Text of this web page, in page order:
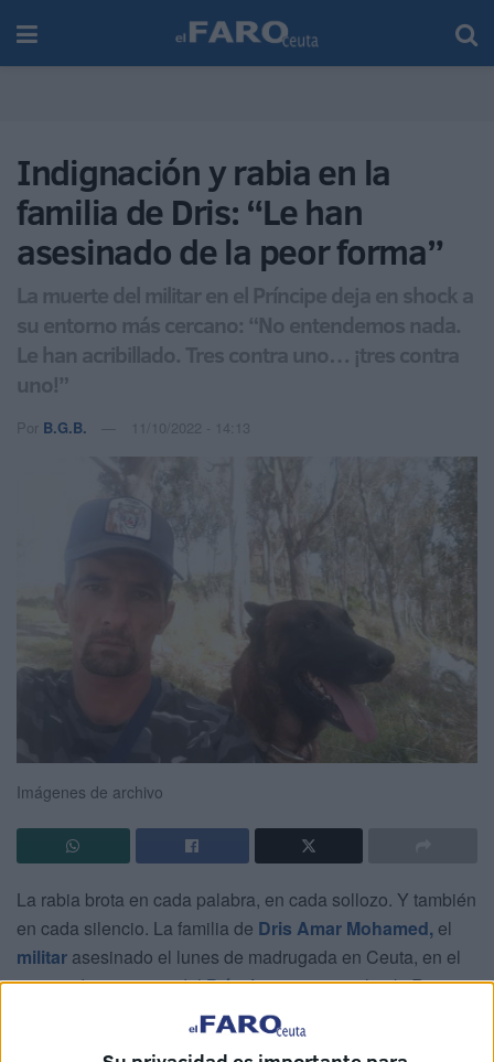
Indignación y rabia en la
familia de Dris: “Le han
asesinado de la peor forma”
La muerte del militar en el Príncipe deja en shock a
su entorno más cercano: “No entendemos nada.
Le han acribillado. Tres contra uno… ¡tres contra
uno!”
Por B.G.B. 11/10/2022 - 14:13
Imágenes de archivo
La rabia brota en cada palabra, en cada sollozo. Y también
en cada silencio. La familia de Dris Amar Mohamed, el
militar asesinado el lunes de madrugada en Ceuta, en el
interior de un garaje delPríncipe, sigue en shock. Rotos
por el dolor, la pregunta sigue en el aire: “¿Por qué fueron